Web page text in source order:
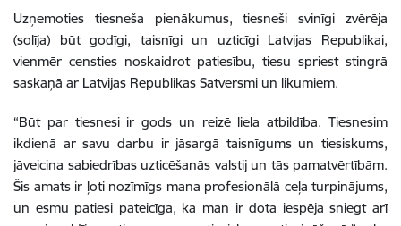
Uzņemoties tiesneša pienākumus, tiesneši svinīgi zvērēja
(solīja) būt godīgi, taisnīgi un uzticīgi Latvijas Republikai,
vienmēr censties noskaidrot patiesību, tiesu spriest stingrā
saskaņā ar Latvijas Republikas Satversmi un likumiem.
“Būt par tiesnesi ir gods un reizē liela atbildība. Tiesnesim
ikdienā ar savu darbu ir jāsargā taisnīgums un tiesiskums,
jāveicina sabiedrības uzticēšanās valstij un tās pamatvērtībām.
Šis amats ir ļoti nozīmīgs mana profesionālā ceļa turpinājums,
un esmu patiesi pateicīga, ka man ir dota iespēja sniegt arī